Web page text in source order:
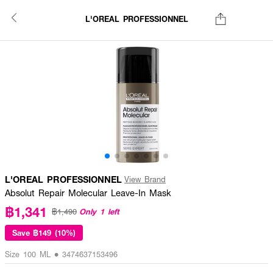
L'OREAL PROFESSIONNEL
L'OREAL PROFESSIONNEL View Brand
Absolut Repair Molecular Leave-In Mask
฿1,341 ฿1,490 Only 1 left
Save ฿149 (10%)
Size 100 ML • 3474637153496